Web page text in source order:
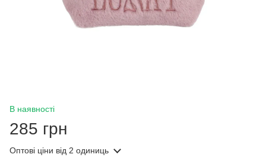
В наявності
285 грн
Оптові ціни від 2 одиниць